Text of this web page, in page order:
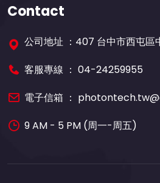
Contact
公司地址 ：407 台中市西屯區
客服專線 ： 04-24259955
電子信箱 ：
9 AM - 5 PM (周一-周五)